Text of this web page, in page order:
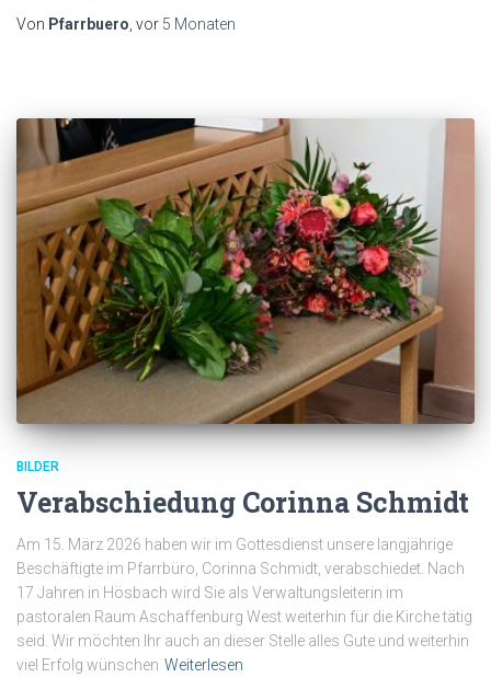
Von Pfarrbuero, vor 5 Monaten
BILDER
Verabschiedung Corinna Schmidt
Am 15. März 2026 haben wir im Gottesdienst unsere langjährige
Beschäftigte im Pfarrbüro, Corinna Schmidt, verabschiedet. Nach
17 Jahren in Hösbach wird Sie als Verwaltungsleiterin im
pastoralen Raum Aschaffenburg West weiterhin für die Kirche tätig
seid. Wir möchten Ihr auch an dieser Stelle alles Gute und weiterhin
viel Erfolg wünschen Weiterlesen